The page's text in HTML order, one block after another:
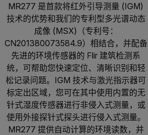
MR277 是首款将红外引导测量 (IGM)
技术的优势和我们的专利型多光谱动态
成像 (MSX)（专利号：
CN201380073584.9）相结合，并配备
先进的环境传感器的 Flir 建筑检测系
统，可帮助您快速定位、清晰识别和轻
松记录问题。IGM 技术与激光指示器可
标定出区域，您可在其中使用内置的无
针式湿度传感器进行非侵入式测量，或
使用外接探针式探头进行侵入式测量。
MR277 提供自动计算的环境读数，并